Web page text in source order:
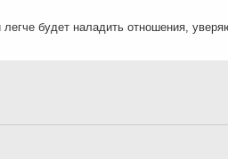
будет наладить отношения,